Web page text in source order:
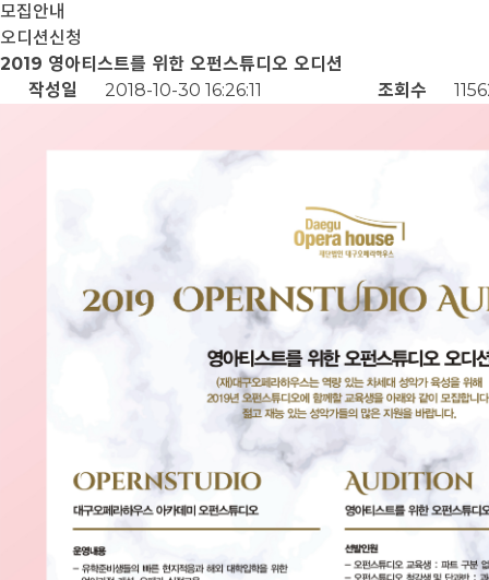
모집안내
오디션신청
2019 영아티스트를 위한 오펀스튜디오 오디션
작성일
2018-10-30 16:26:11 조회수